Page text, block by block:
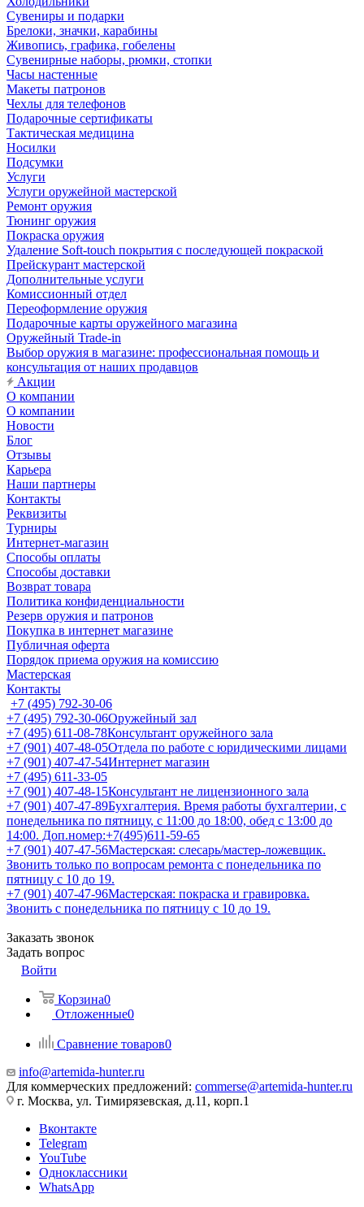
Сувениры и подарки
Брелоки, значки, карабины
Живопись, графика, гобелены
Сувенирные наборы, рюмки, стопки
Часы настенные
Макеты патронов
Чехлы для телефонов
Подарочные сертификаты
Тактическая медицина
Носилки
Подсумки
Услуги
Услуги оружейной мастерской
Ремонт оружия
Тюнинг оружия
Покраска оружия
Удаление Soft-touch покрытия с последующей покраской
Прейскурант мастерской
Дополнительные услуги
Комиссионный отдел
Переоформление оружия
Подарочные карты оружейного магазина
Оружейный Trade-in
Выбор оружия в магазине: профессиональная помощь и
консультация от наших продавцов
Акции
О компании
О компании
Новости
Блог
Отзывы
Карьера
Наши партнеры
Контакты
Реквизиты
Турниры
Интернет-магазин
Способы оплаты
Способы доставки
Возврат товара
Политика конфиденциальности
Резерв оружия и патронов
Покупка в интернет магазине
Публичная оферта
Порядок приема оружия на комиссию
Мастерская
Контакты
+7 (495) 792-30-06
+7 (495) 792-30-06Оружейный зал
+7 (495) 611-08-78Консультант оружейного зала
+7 (901) 407-48-05Отдела по работе с юридическими лицами
+7 (901) 407-47-54Интернет магазин
+7 (495) 611-33-05
+7 (901) 407-48-15Консультант не лицензионного зала
+7 (901) 407-47-89Бухгалтерия. Время работы бухгалтерии, с
понедельника по пятницу, с 11:00 до 18:00, обед с 13:00 до
14:00. Доп.номер:+7(495)611-59-65
+7 (901) 407-47-56Мастерская: слесарь/мастер-ложевщик.
Звонить только по вопросам ремонта с понедельника по
пятницу с 10 до 19.
+7 (901) 407-47-96Мастерская: покраска и гравировка.
Звонить с понедельника по пятницу с 10 до 19.
Заказать звонок
Задать вопрос
Войти
Корзина0
Отложенные0
Сравнение товаров0
info@artemida-hunter.ru
Для коммерческих предложений: commerse@artemida-hunter.ru
г. Москва, ул. Тимирязевская, д.11, корп.1
Вконтакте
Telegram
YouTube
Одноклассники
WhatsApp